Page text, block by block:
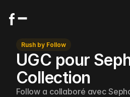
Rush by Follow
UGC pour
Collection
Follow a collaboré avec